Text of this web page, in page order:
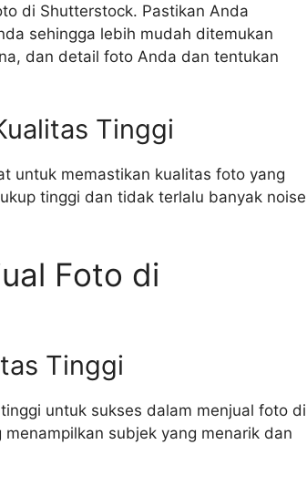
di Shutterstock. Pastikan Anda
sehingga lebih mudah ditemukan
dan detail foto Anda dan tentukan
Tinggi
untuk memastikan kualitas foto yang
tinggi dan tidak terlalu banyak noise
Foto di
Tinggi
untuk sukses dalam menjual foto di
subjek yang menarik dan